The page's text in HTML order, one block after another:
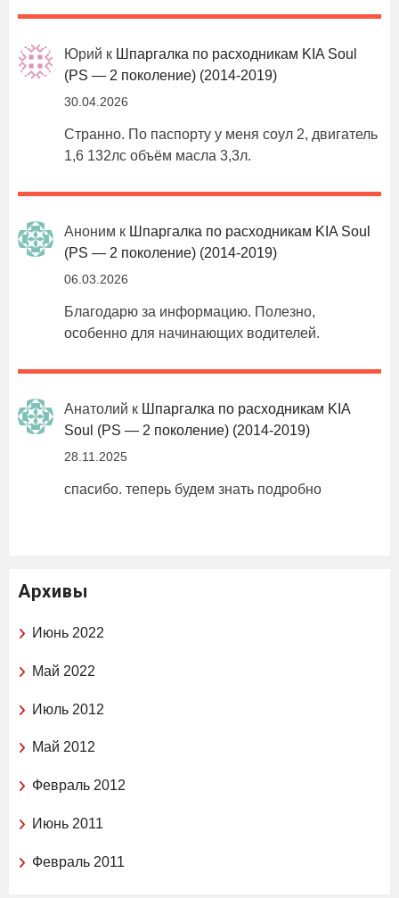
Юрий к Шпаргалка по расходникам KIA Soul
(PS — 2 поколение) (2014-2019)
30.04.2026
Странно. По паспорту у меня соул 2, двигатель
1,6 132лс объём масла 3,3л.
Аноним к Шпаргалка по расходникам KIA Soul
(PS — 2 поколение) (2014-2019)
06.03.2026
Благодарю за информацию. Полезно,
особенно для начинающих водителей.
Анатолий к Шпаргалка по расходникам KIA
Soul (PS — 2 поколение) (2014-2019)
28.11.2025
спасибо. теперь будем знать подробно
Архивы
Июнь 2022
Май 2022
Июль 2012
Май 2012
Февраль 2012
Июнь 2011
Февраль 2011